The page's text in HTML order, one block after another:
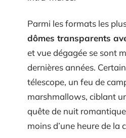
Parmi les formats les
dômes transparents
et vue dégagée se sont
dernières années.
télescope, un feu de
marshmallows, ciblant
quête de nuit
moins d’une heure de la